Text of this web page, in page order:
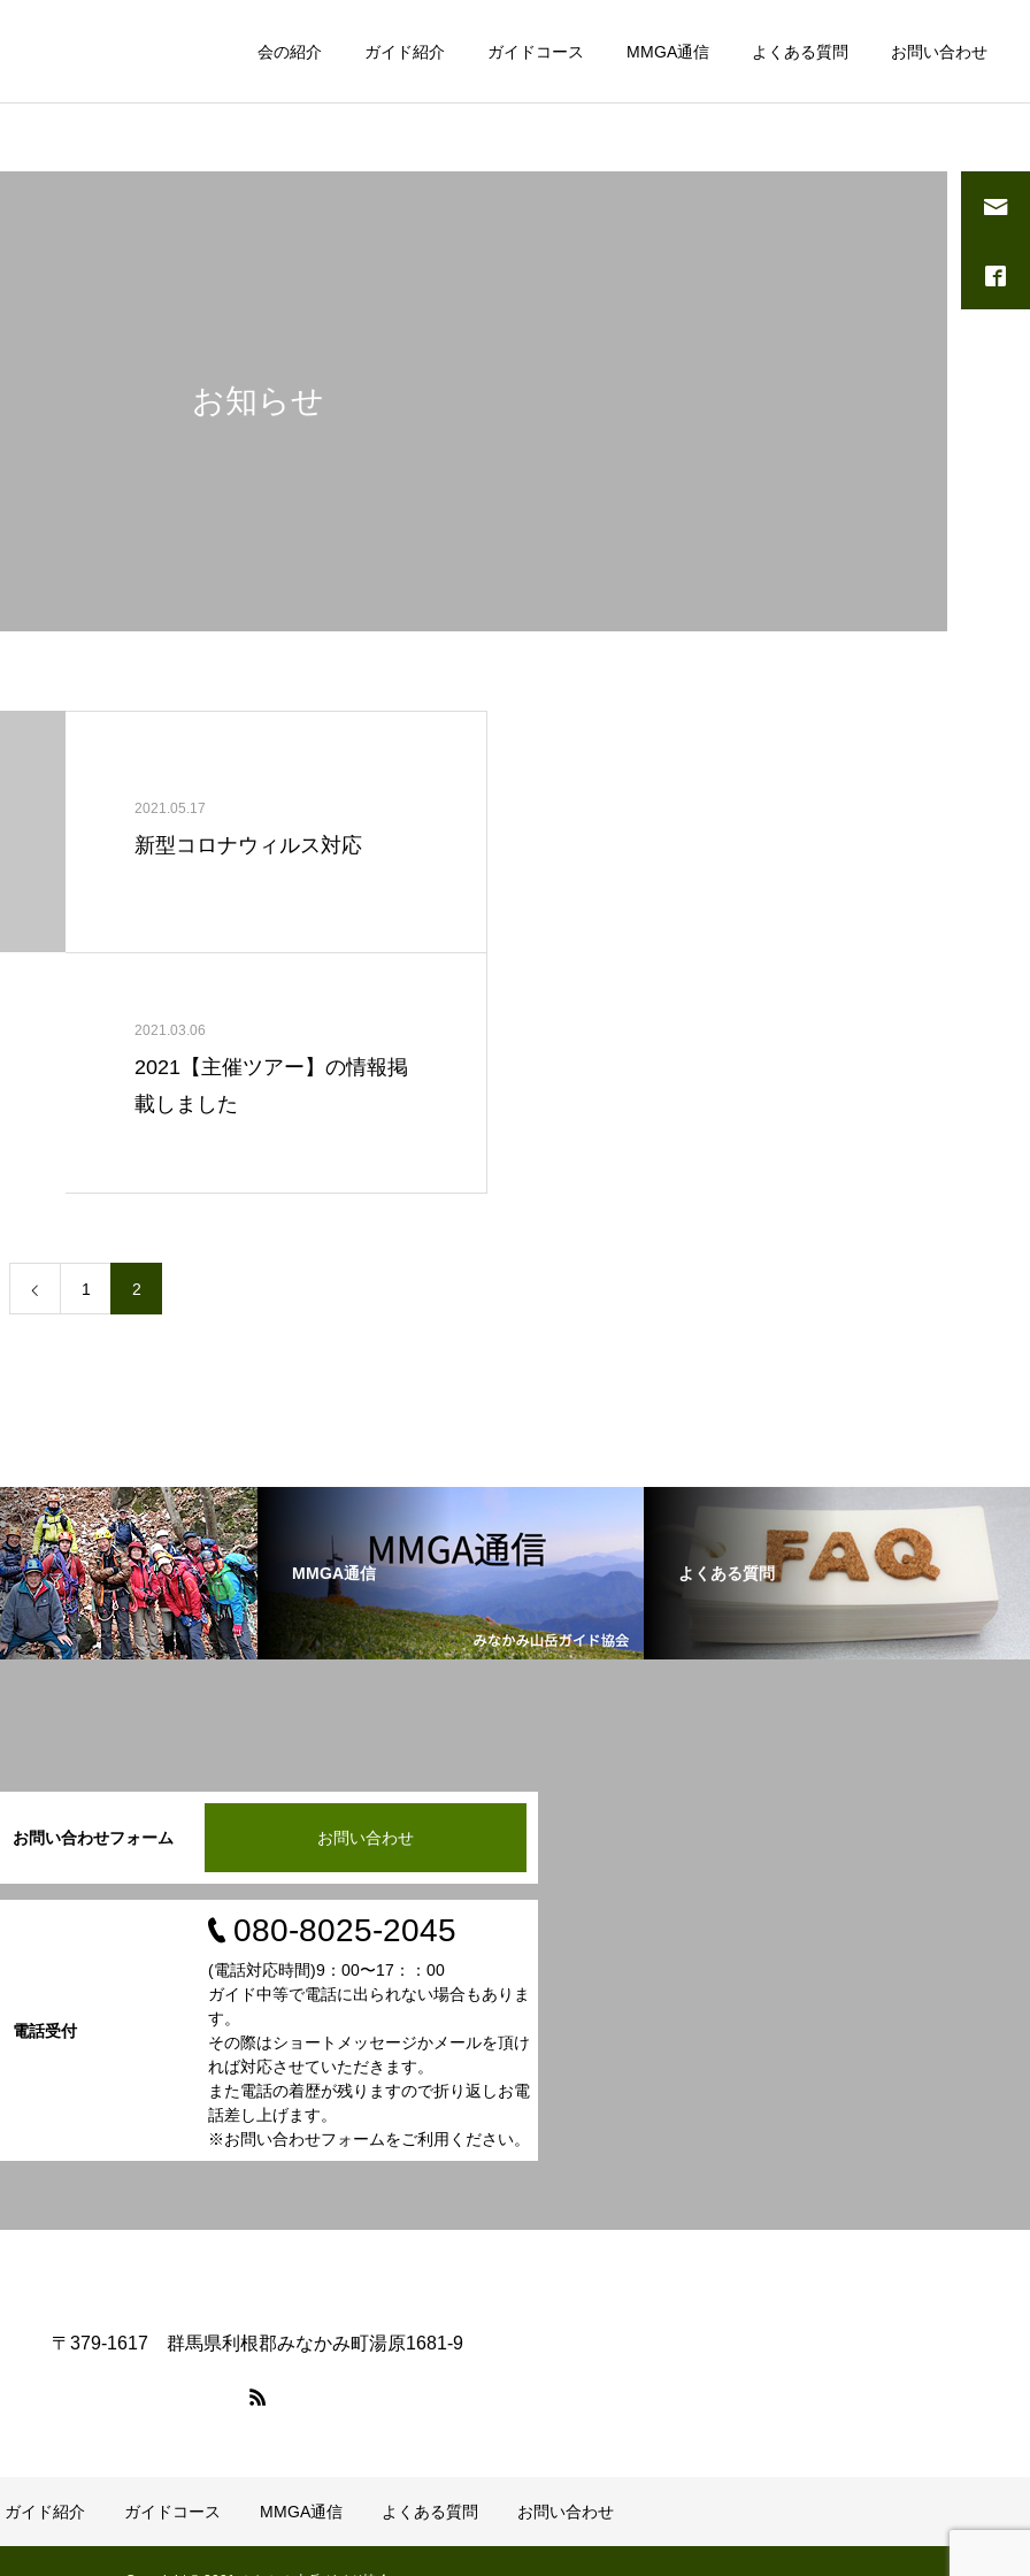
会の紹介 ガイド紹介 ガイドコース MMGA通信 よくある質問 お問い合わせ
お知らせ
2021.05.17
新型コロナウィルス対応
2021.03.06
2021【主催ツアー】の情報掲
載しました
1 2
MMGA通信 よくある質問
お問い合わせフォーム お問い合わせ
電話受付
080-8025-2045
(電話対応時間)9：00〜17：：00
ガイド中等で電話に出られない場合もありま
す。
その際はショートメッセージかメールを頂け
れば対応させていただきます。
また電話の着歴が残りますので折り返しお電
話差し上げます。
※お問い合わせフォームをご利用ください。
〒379-1617 群馬県利根郡みなかみ町湯原1681-9
ガイド紹介 ガイドコース MMGA通信 よくある質問 お問い合わせ